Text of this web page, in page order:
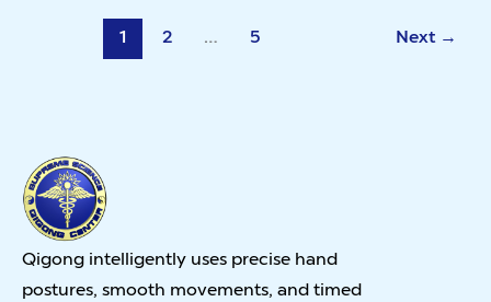
1 2 … 5 Next →
Qigong intelligently uses precise hand
postures, smooth movements, and timed